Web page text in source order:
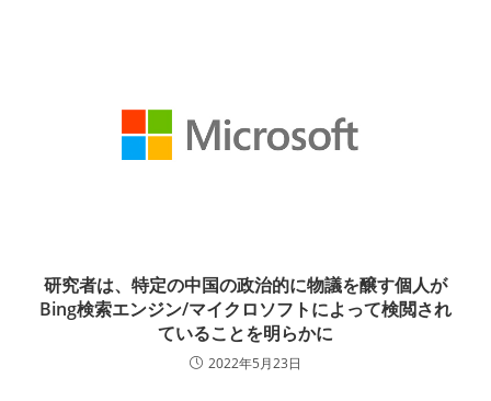
研究者は、特定の中国の政治的に物議を醸す個人が
Bing検索エンジン/マイクロソフトによって検閲され
ていることを明らかに
2022年5月23日